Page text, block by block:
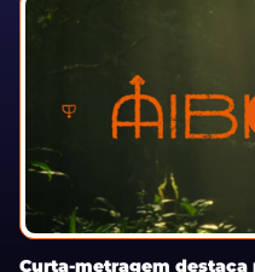
Curta-metragem destaca